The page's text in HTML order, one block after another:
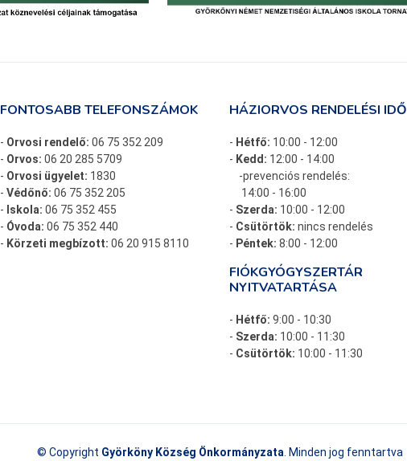
FONTOSABB TELEFONSZÁMOK
- Orvosi rendelő: 06 75 352 209
- Orvos: 06 20 285 5709
- Orvosi ügyelet: 1830
- Védőnő: 06 75 352 205
- Iskola: 06 75 352 455
- Óvoda: 06 75 352 440
- Körzeti megbízott: 06 20 915 8110
HÁZIORVOS RENDELÉSI IDŐ
- Hétfő: 10:00 - 12:00
- Kedd: 12:00 - 14:00
-prevenciós rendelés:
14:00 - 16:00
- Szerda: 10:00 - 12:00
- Csütörtök: nincs rendelés
- Péntek: 8:00 - 12:00
FIÓKGYÓGYSZERTÁR
NYITVATARTÁSA
- Hétfő: 9:00 - 10:30
- Szerda: 10:00 - 11:30
- Csütörtök: 10:00 - 11:30
© Copyright Györköny Község Önkormányzata . Minden jog fenntartva